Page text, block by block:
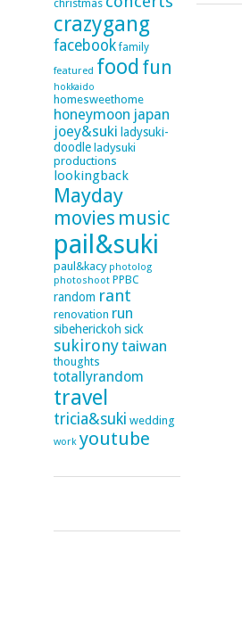
christmas
crazygang
facebook family
featured food fun
hokkaido
homesweethome
honeymoon japan
joey&suki ladysuki-
doodle ladysuki
productions
lookingback
Mayday
movies music
pail&suki
paul&kacy photolog
photoshoot PPBC
random rant
renovation run
sibeherickoh sick
sukironytaiwan
thoughts
totallyrandom
travel
tricia&suki wedding
work youtube